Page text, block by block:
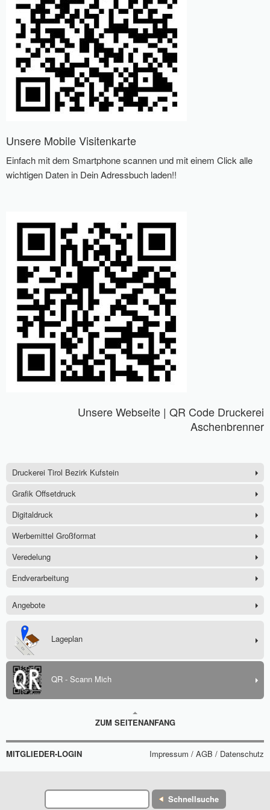
Unsere Mobile Visitenkarte
Einfach mit dem Smartphone scannen und mit einem Click alle
wichtigen Daten in Dein Adressbuch laden!!
Unsere Webseite | QR Code Druckerei
Aschenbrenner
Druckerei Tirol Bezirk Kufstein
Grafik Offsetdruck
Digitaldruck
Werbemittel Großformat
Veredelung
Endverarbeitung
Angebote
Lageplan
QR - Scann Mich
ZUM SEITENANFANG
MITGLIEDER-LOGIN Impressum / AGB / Datenschutz
Schnellsuche